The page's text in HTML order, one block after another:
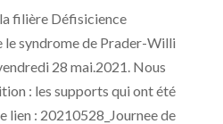
filière Défisicience
le syndrome de Prader-Willi
28 mai.2021. Nous
: les supports qui ont été
lien : 20210528_Journee de